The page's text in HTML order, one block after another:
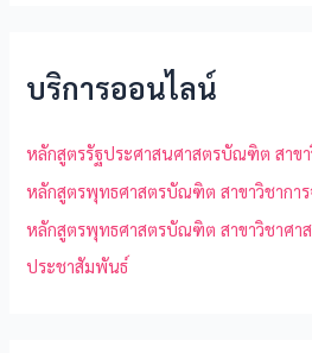
บริการออนไลน์
หลักสูตรรัฐประศาสนศาสตรบัณฑิต สาข
หลักสูตรพุทธศาสตรบัณฑิต สาขาวิชากา
หลักสูตรพุทธศาสตรบัณฑิต สาขาวิชาศา
ประชาสัมพันธ์